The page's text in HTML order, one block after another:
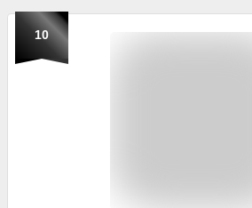
10